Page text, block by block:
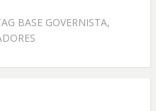
at
s
A
ittai
BASE GOVERNISTA,